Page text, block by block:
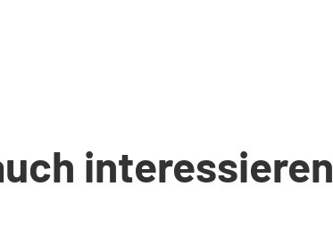
interessieren